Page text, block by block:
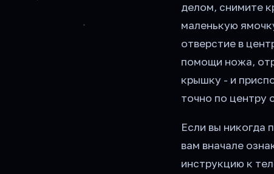
делом, снимите
маленькую
отверстие в
помощи ножа,
крышку - и
точно по центру
Если вы никогда
вам вначале
инструкцию к